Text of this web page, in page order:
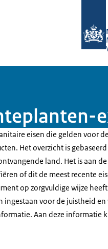
eisen die gelden voor
Het overzicht is
land. Het is aan de
of dit de meest recente
op zorgvuldige wijze heeft
ingestaan voor de juistheid
Aan deze informatie